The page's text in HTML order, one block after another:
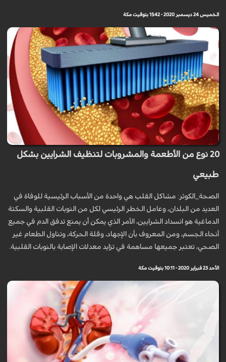
الخميس 24 ديسمبر 2020 - 15:42 بتوقيت مكة
20 نوع من الأطعمة والمشروبات لتنظيف الشرايين بشكل
طبيعي
الصحة_الكوثر: مشاكل القلب هي واحدة من الأسباب الرئيسية للوفاة في
العديد من البلدان، وعامل الخطر الرئيسي لكل من النوبات القلبية والسكتة
الدماغية هو انسداد الشرايين، الأمر الذي يمكن أن يمنع تدفق الدم في جميع
أنحاء الجسم، ومن المعروف بأن الإجهاد، وقلة الحركة، وتناول الطعام غير
الصحي، تعتبر جميعها مساهمة في تزايد معدلات الإصابة بالنوبات القلبية.
الأحد 23 فبراير 2020 - 10:11 بتوقيت مكة